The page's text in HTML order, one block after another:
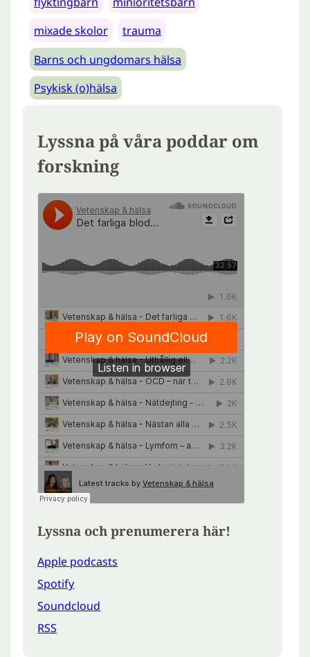
mixade skolor
trauma
Barns och ungdomars hälsa
Psykisk (o)hälsa
Lyssna på våra poddar om
forskning
Lyssna och prenumerera här!
Apple podcasts
Spotify
Soundcloud
RSS